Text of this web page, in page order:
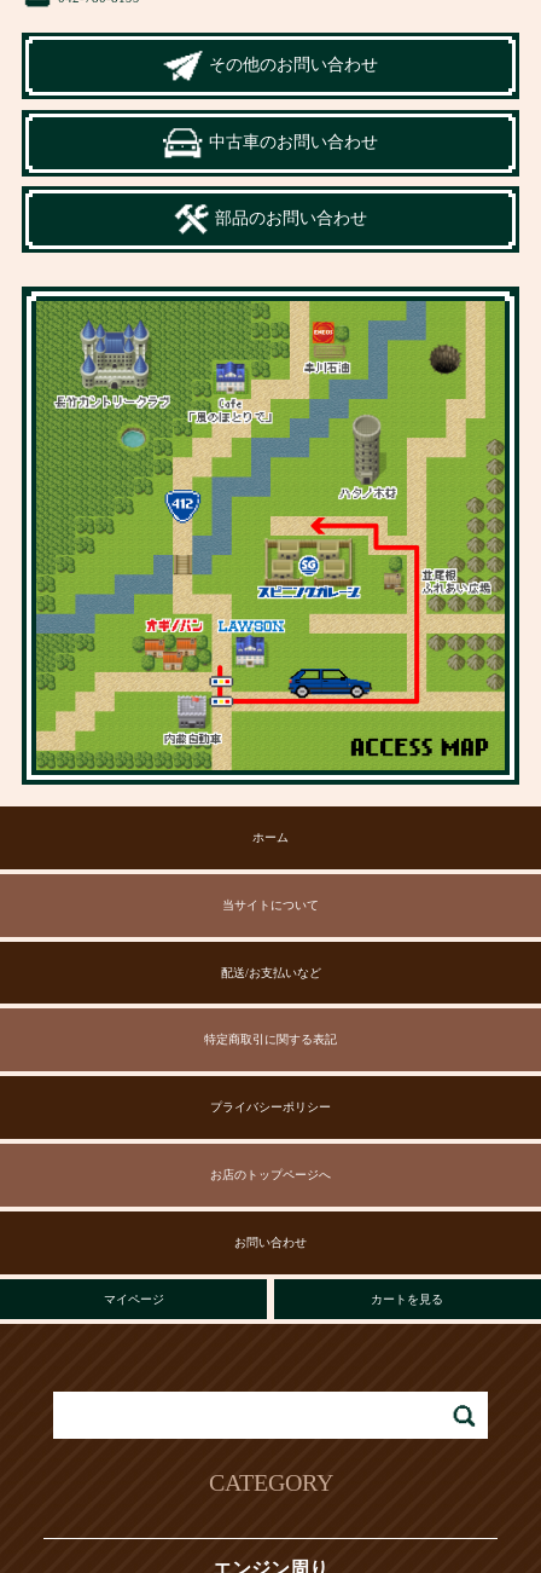
その他のお問い合わせ
中古車のお問い合わせ
部品のお問い合わせ
ホーム
当サイトについて
配送/お支払いなど
特定商取引に関する表記
プライバシーポリシー
お店のトップページへ
お問い合わせ
マイページ カートを見る
CATEGORY